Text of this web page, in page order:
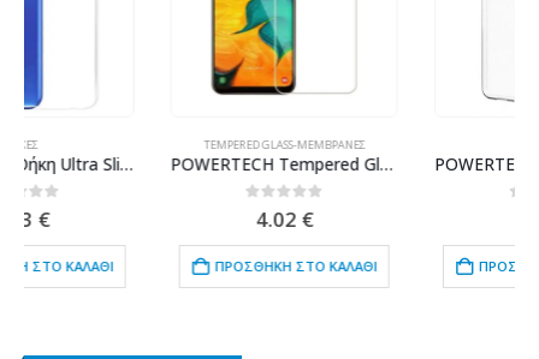
TEMPERED GLASS-ΜΕΜΒΡΆΝΕΣ
POWERTECH Tempered Glass 9H(0.33MM) για Samsung A20/A30(S)/A50(S) 2019
ΠΡΟΣΘΉΚΗ ΣΤΟ ΚΑΛΆΘΙ
POWERTECH Θήκη Ultra Slim για SAMSUNG Galaxy M30, διάφανη
ΠΡΟΣΘΉΚΗ ΣΤΟ ΚΑΛΆΘΙ